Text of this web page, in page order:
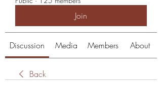
Join
Discussion Media Members About
Back